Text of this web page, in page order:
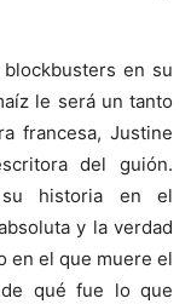
en su
le será un tanto
francesa, Justine
del guión.
historia en el
y la verdad
en el que muere el
qué fue lo que